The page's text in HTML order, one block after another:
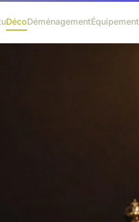
DécoDéménagementÉquipement